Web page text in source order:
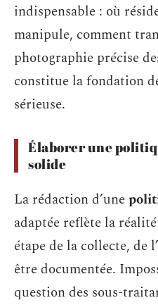
indispensable : où
manipule, comment
photographie précise
constitue la fondation
sérieuse.
Élaborer une
solide
La rédaction d’une
adaptée reflète la
étape de la collecte, de
être documentée.
question des sous-